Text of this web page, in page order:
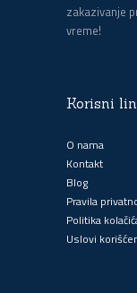
zakazivanje
vreme!
Korisni
O nama
Kontakt
Blog
Pravila
Politika
Uslovi